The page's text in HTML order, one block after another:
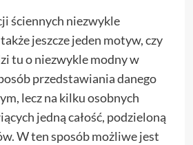
ściennych niezwykle
jeszcze jeden motyw, czy
tu o niezwykle modny w
przedstawiania danego
lecz na kilku osobnych
jedną całość, podzieloną
W ten sposób możliwe jest